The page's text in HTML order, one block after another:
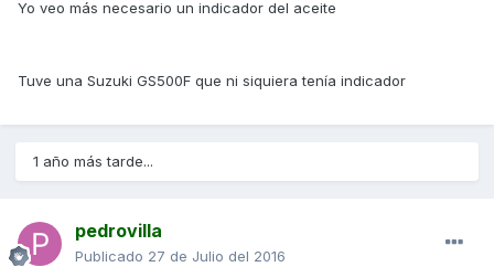
Yo veo más necesario un indicador del aceite
Tuve una Suzuki GS500F que ni siquiera tenía indicador
1 año más tarde...
pedrovilla
Publicado 27 de Julio del 2016